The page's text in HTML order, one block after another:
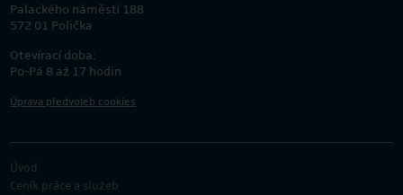
Palackého náměstí 188
572 01 Polička
Otevírací doba:
Po-Pá 8 až 17 hodin
Úprava předvoleb cookies
Úvod
Ceník práce a služeb